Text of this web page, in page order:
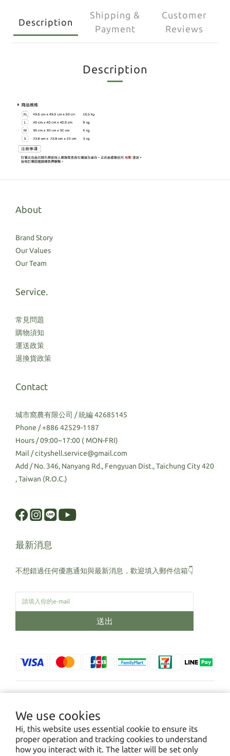
We use cookies
Hi, this website uses essential cookie to ensure its
proper operation and tracking cookies to understand
how you interact with it. The latter will be set only
Description
Shipping &
Payment
Customer
Reviews
Description
About
Brand Story
Our Values
Our Team
Service.
常見問題
購物須知
運送政策
退換貨政策
Contact
城市窩農有限公司 / 統編 42685145
Phone / +886 42529-1187
Hours / 09:00~17:00 ( MON-FRI)
Mail / cityshell.service@gmail.com
Add / No. 346, Nanyang Rd., Fengyuan Dist., Taichung City 420
, Taiwan (R.O.C.)
最新消息
不想錯過任何優惠通知與最新消息，歡迎填入郵件信箱👇
送出